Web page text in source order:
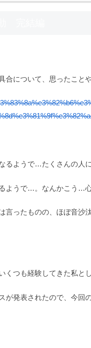
合について、思ったこと
るようで…たくさんの人
ようで…。なんかこう…
言ったものの、ほぼ音
くつも経験してきた私
が発表されたので、今